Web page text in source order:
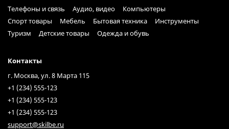
Телефоны и связь
Аудио, видео
Компьютеры
Спорт товары
Мебель Бытовая техника
Инструменты
Туризм
Детские товары Одежда и обувь
Контакты
г. Москва, ул. 8 Марта 115
+1 (234) 555-123
+1 (234) 555-123
+1 (234) 555-123
support@skilbe.ru